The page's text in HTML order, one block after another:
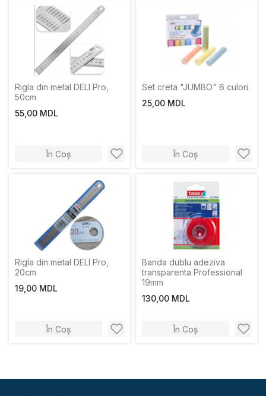
Rigla din metal DELI Pro,
50cm
55,00 MDL
În Coș
Set creta "JUMBO" 6 culori
25,00 MDL
În Coș
Rigla din metal DELI Pro,
20cm
19,00 MDL
În Coș
Banda dublu adeziva
transparenta Professional
19mm
130,00 MDL
În Coș